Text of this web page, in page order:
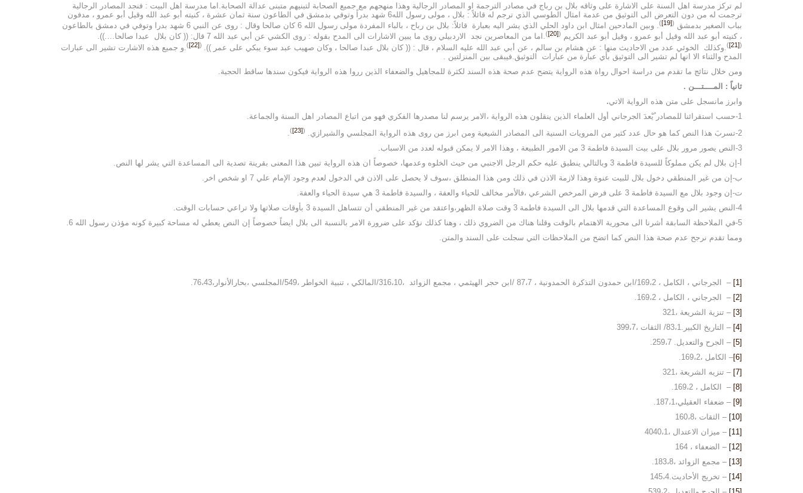
لم تركز مدرسة اهل السنة على الاشارة على وثاقه بلال بن رباج في مصادر الترجمة او المصادر الرجالية وهذا منهجهم مع جميع الصحابة لتبنيهم متبنى عدالة الصحابة.اما مدرسة اهل البيت : فنجد المصادر الرجالية
ترجمت له من دون التعرض الى التوثيق من عدمة امثال الطوسي الذي ترجم له قائلاً : بلال ، مولى رسول الله6 شهد بدراً وتوفي بدمشق في الطاعون سنة ثمان عشرة ، كنيته أبو عبد الله وقيل أبو عمرو ، مدفون
بباب الصغير بدمشق (
[19]
)
. وبين المادحين امثال ابن داود الحلي الذي يشر اليه بعبارة قائلاً: بلال بن رباح ، بالباء المفردة مولى رسول الله 6 كان صالحا وقال : روى عن النبي 6 شهد بدرا وتوفي في دمشق بالطاعون
، كنيته أبو عبد الله وقيل أبو عمرو ، وقيل أبو عبد الكريم (
[20]
).اما من المعاصرين نجد الاردبيلي روى ما يبين الاشارات الى المدح بقوله : روى الكشي عن أبي عبد الله 7 قال: (( كان بلال عبدا صالحا….)).
(
[21]
) .وكذلك الخوئي عدد من الاحاديث منها : عن هشام بن سالم ، عن أبي عبد الله عليه السلام ، قال : (( كان بلال عبدا صالحا ، وكان صهيب عبد سوء يبكي على عمر )). (
[22]
) .و جميع هذه الاشارت تشير الى عبارات
المدح والثناء الا انها لم تشير الى التوثيق بأي عبارة من عبارات التوثيق.فيبقى بين المنزلتين .
ومن خلال نتائج ما تقدم من دراسة احوال رواة هذه الرواية يتضح عدم صحة هذه السند لكثرة للمجاهيل والضعفاء الذين رروا هذه الرواية فيكون سندها ساقط الحجية.
ثانياً : المــــتـــن .
وابرز مانسجل على متن هذه الرواية الاتي.
1-حسب استقرائنا للمصادر ُيْعدَ الجرجاني أول العلماء الذين ينقلون هذه الرواية ،الامر يرسم لنا مصدرها الفكري فهو من اتباع المصادر اهل السنة والجماعة.
2-تسربَ هذا النص كما هو حال عدد كثير من المرويات السنية الى المصادر الشيعية ومن ابرز من روى هذه الرواية المجلسي والشيرازي.
(
[23]
)
.
3-النص يصور مرور بلال على بيت السيدة فاطمة 3 من الامور الطبيعة ، وهذا الامر لا يمكن قبوله لعدد من الاسباب.
أ-إن بلال لم يكن مملوكاً للسيدة فاطمة 3 وبالتالي ينطبق عليه حكم الرجل الاجنبي من حيث الخلوه وعدمها، خصوصاً ان هذه الرواية تبين هذا المعنى بقرينة تصدية الى المساعدة التي يشر لها النص.
ب-إن من غير المنطقي دخول بلال للبيت عنوة وهذا لازمة الاذن في ذلك ومن هذا المنطلق ،سوف لا يحصل على الاذن في الدخول لعدم وجود الإمام علي 7 او شخص اخر.
ت-إن وجود بلال مع السيدة فاطمة 3 على فرض المرخص الشرعي ،فالأمر مخالف للحياء والعفة ، والسيدة فاطمة 3 هي سيدة الحياء والعفة.
4-النص يشير الى وقوع المساعدة التي قدمها بلال الى السيدة فاطمة 3 وقت صلاة الظهر،واعتقد من غير المنطقي أن تتساهل السيدة 3 بأوقات صلاتها ولا تراعي حسابات الوقت.
5-في الملاحظة السابقة أشرنا الى محورية الاهتمام بالوقت وقلنا هناك من الضروي ذلك ، وهنا كذلك نؤكد على ضرورة الامر بالنسبة الى بلال ايضاً خصوصاً إن النص يعطي له مساحة كبيرة كونه مؤذن رسول الله 6.
ومما تقدم نرجح عدم صحة هذا النص كما اتضح من الملاحظات التي سجلت على السند والمتن.
[1]
– الجرجاني ، الكامل ، 169،2/ابن حمدون التذكرة الحمدونية ، 87،7 /ابن حجر الهيثمي ، مجمع الزوائد ،316،10/المالكي ، تنبية الخواطر ،549/المجلسي ،بحارالأنوار،76،43.
[2]
– الجرجاني ، الكامل ، 169،2.
[3]
– تنزية الشريعة ،321
[4]
– التاريخ الكبير.83،1/ الثقات ،399،7
[5]
– الجرح والتعديل. 259،7.
[6]
– الكامل ،169،2.
[7]
– تنزيه الشريعة ،321
[8]
– الكامل ، 169،2.
[9]
– ضعفاء العقيلي،187،1.
[10]
– الثقات ،160،8
[11]
– ميزان الاعتدال ،4040،1
[12]
– الضعفاء ، 164
[13]
– مجمع الزوائد ،183،8.
[14]
– تخريج الأحاديث.145،4